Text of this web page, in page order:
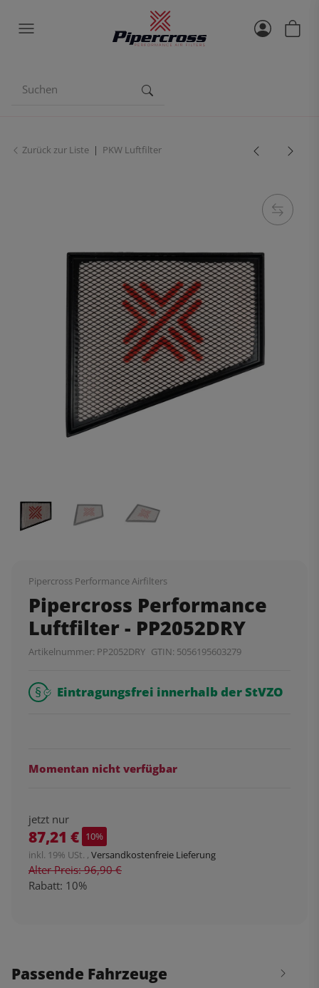
Zurück zur Liste PKW Luftfilter
Pipercross Performance Airfilters
Pipercross Performance
Luftfilter - PP2052DRY
Artikelnummer: PP2052DRY GTIN: 5056195603279
Eintragungsfrei innerhalb der StVZO
Momentan nicht verfügbar
jetzt nur
87,21 € 10%
inkl. 19% USt. , Versandkostenfreie Lieferung
Alter Preis: 96,90 €
Rabatt: 10%
Passende Fahrzeuge